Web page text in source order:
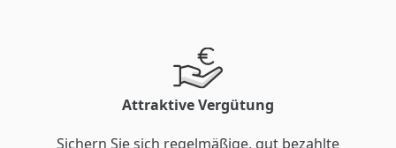
Attraktive Vergütung
Sichern Sie sich regelmäßige, gut bezahlte